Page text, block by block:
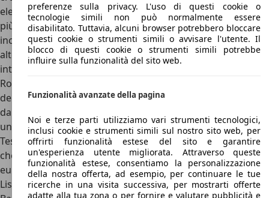
elettrici, radio, clima manuale e sensori di parcheggio. La
più dotata Sport, invece, offriva anche una dotazione più
incentrata sulla sportività: cerchi forgiati, pneumatici ad
alte prestazioni, sospensioni regolabili manualmente e
interni in pelle sono infatti di serie. Per rendere la propria
Roadster unica, poi, Tesla offriva anche modanature e parti
della carrozzeria in fibra di carbonio, compreso l'hard top
da mettere al posto del tetto in tela. E oggi, quanto vale
una Tesla Roadster? Al momento, ci sono solamente 4
Tesla Roadster in vendita in tutta Europa, con un prezzo
che parte da 111.000 euro e può arrivare anche a 150.000
euro.
Listino prezzi Tesla Roadster nel 2011
preferenze sulla privacy. L'uso di questi cookie o
tecnologie simili non può normalmente essere
disabilitato. Tuttavia, alcuni browser potrebbero bloccare
questi cookie o strumenti simili o avvisare l'utente. Il
blocco di questi cookie o strumenti simili potrebbe
influire sulla funzionalità del sito web.
Funzionalità avanzate della pagina
Noi e terze parti utilizziamo vari strumenti tecnologici,
inclusi cookie e strumenti simili sul nostro sito web, per
offrirti funzionalità estese del sito e garantire
un'esperienza utente migliorata. Attraverso queste
funzionalità estese, consentiamo la personalizzazione
della nostra offerta, ad esempio, per continuare le tue
ricerche in una visita successiva, per mostrarti offerte
adatte alla tua zona o per fornire e valutare pubblicità e